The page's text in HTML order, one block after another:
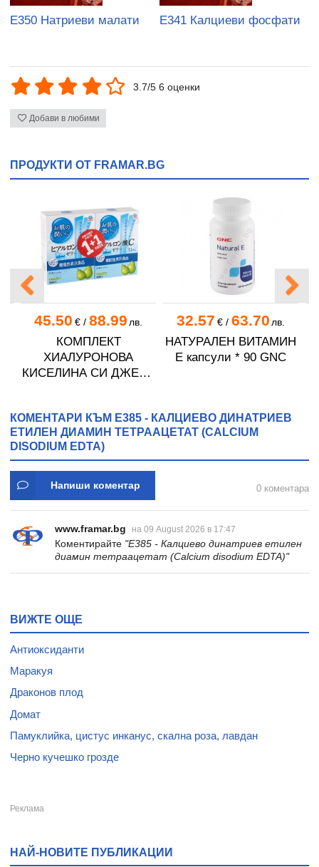
E350 Натриеви малати E341 Калциеви фосфати
3.7/5 6 оценки
Добави в любими
ПРОДУКТИ ОТ FRAMAR.BG
45.50 €/ 88.99 лв.
КОМПЛЕКТ
ХИАЛУРОНОВА
КИСЕЛИНА СИ ДЖЕЛИ
32.57 €/ 63.70 лв.
НАТУРАЛЕН ВИТАМИН
E капсули * 90 GNC
КОМЕНТАРИ КЪМ E385 - КАЛЦИЕВО ДИНАТРИЕВ
ЕТИЛЕН ДИАМИН ТЕТРААЦЕТАТ (CALCIUM
DISODIUM EDTA)
Напиши коментар 0 коментара
www.framar.bg на 09 August 2026 в 17:47
Коментирайте "E385 - Калциево динатриев етилен
диамин тетраацетат (Calcium disodium EDTA)"
ВИЖТЕ ОЩЕ
Антиоксиданти
Маракуя
Драконов плод
Домат
Памуклийка, цистус инканус, скална роза, лавдан
Черно кучешко грозде
НАЙ-НОВИТЕ ПУБЛИКАЦИИ